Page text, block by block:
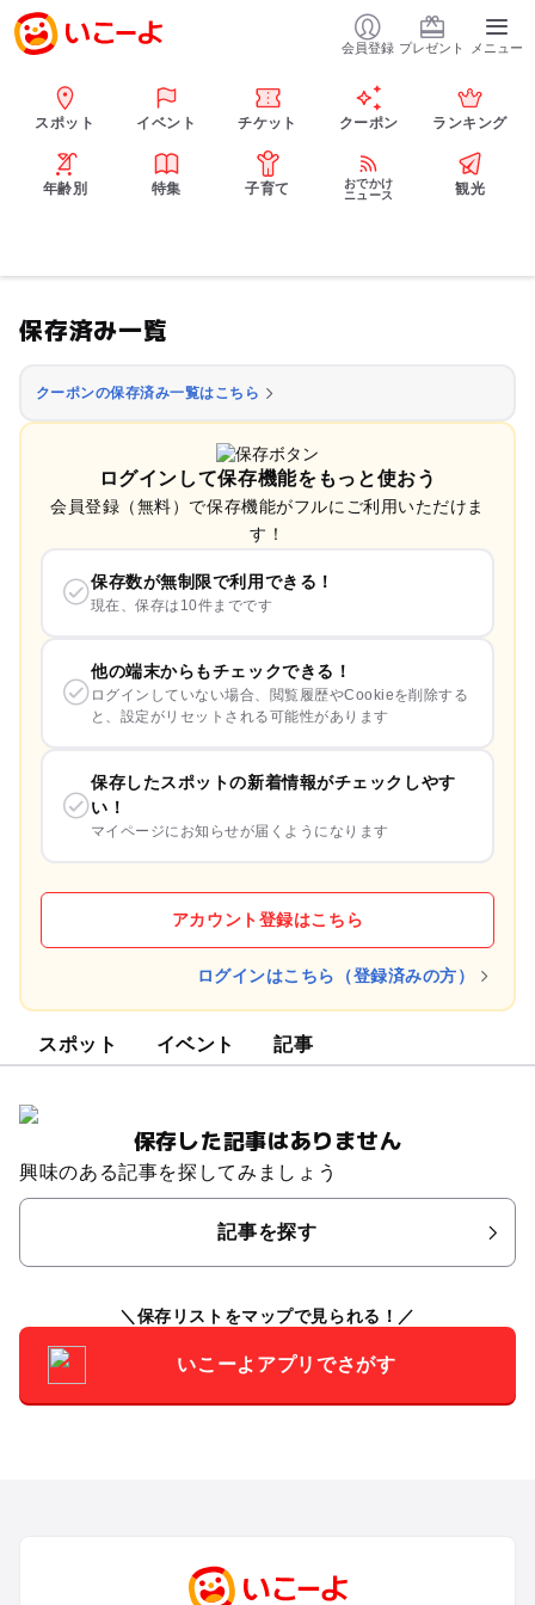
会員登録 プレゼント メニュー
スポット イベント チケット クーポン ランキング
年齢別 特集 子育て
おでかけ
ニュース
観光
保存済み一覧
クーポンの保存済み一覧はこちら
ログインして保存機能をもっと使おう
会員登録（無料）で保存機能がフルにご利用いただけま
す！
保存数が無制限で利用できる！
現在、保存は10件までです
他の端末からもチェックできる！
ログインしていない場合、閲覧履歴やCookieを削除する
と、設定がリセットされる可能性があります
保存したスポットの新着情報がチェックしやす
い！
マイページにお知らせが届くようになります
アカウント登録はこちら
ログインはこちら（登録済みの方）
スポット イベント 記事
保存した記事はありません
興味のある記事を探してみましょう
記事を探す
保存リストをマップで見られる！
いこーよアプリでさがす